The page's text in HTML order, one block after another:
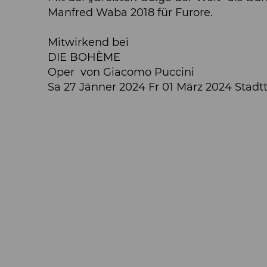
Manfred Waba 2018 für Furore.
Mitwirkend bei
DIE BOHÈME
Oper von Giacomo Puccini
Sa 27 Jänner 2024 Fr 01 März 2024